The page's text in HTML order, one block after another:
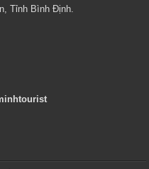
Tỉnh Bình Định.